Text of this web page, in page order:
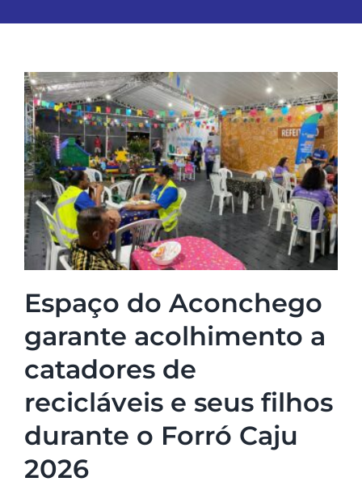
Espaço do Aconchego
garante acolhimento a
catadores de
recicláveis e seus filhos
durante o Forró Caju
2026